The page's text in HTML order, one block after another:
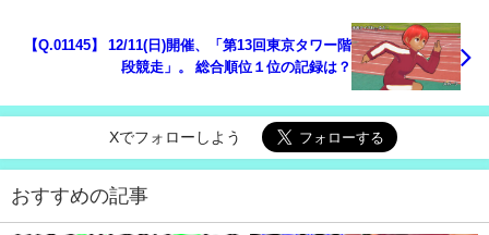
【Q.01145】 12/11(日)開催、「第13回東京タワー階
段競走」。 総合順位１位の記録は？
Xでフォローしよう
おすすめの記事